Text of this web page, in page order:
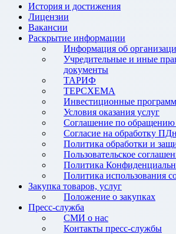
История и достижения
Лицензии
Вакансии
Раскрытие информации
Информация об
Учредительные и иные
документы
ТАРИФ
ТЕРСХЕМА
Инвестиционные
Условия оказания услуг
Соглашение по
Согласие на обработку ПДн
Политика обработки и
Пользовательское
Политика
Политика использования
Закупка товаров, услуг
Положение о закупках
Пресс-служба
СМИ о нас
Контакты пресс-службы